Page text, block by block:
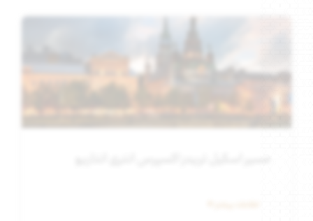
مسیر اسکیل تریدز اکسپرس انتری انتاریو